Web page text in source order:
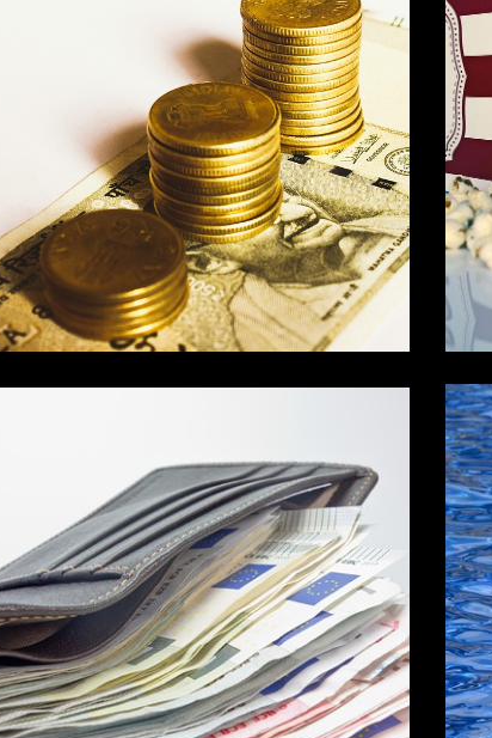
DŮM A BYT
Někdy jsou podnikatelé i
chudí
SLUŽBY
Těšíte se na výplatu?